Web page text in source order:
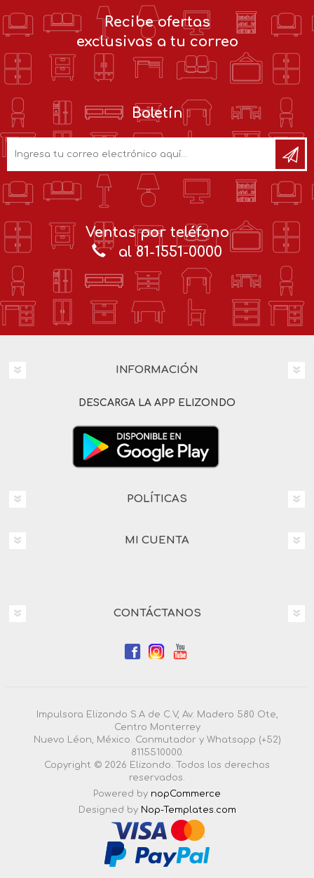
Recibe ofertas
exclusivas a tu correo
Boletín
Ventas por teléfono
al 81-1551-0000
INFORMACIÓN
DESCARGA LA APP ELIZONDO
POLÍTICAS
MI CUENTA
CONTÁCTANOS
Impulsora Elizondo S.A de C.V, Av. Madero 580 Ote,
Centro Monterrey
Nuevo Léon, México. Conmutador y Whatsapp (+52)
8115510000.
Copyright © 2026 Elizondo. Todos los derechos
reservados.
Powered by nopCommerce
Designed by Nop-Templates.com